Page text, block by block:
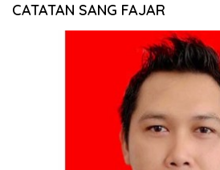
CATATAN SANG FAJAR